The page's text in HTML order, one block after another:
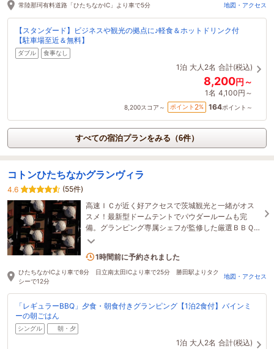
常陸那珂有料道路「ひたちなかIC」より車で5分 地図・アクセス
【スタンダード】ビジネスや観光の拠点に♪軽食＆ホットドリンク付
【駐車場至近＆無料】
ダブル 食事なし
1泊 大人2名 合計(税込)
8,200円～
1名 4,100円～
8,200スコア～ ポイント 2% 164ポイント～
すべての宿泊プランをみる（6件）
コトンひたちなかグランヴィラ
4.6
(55件)
高速ＩＣが近く好アクセスで茨城観光と一緒がオス
スメ！最新型ドームテントでパウダールームも完
備。グランピング専属シェフが監修した厳選ＢＢＱ
も大好評。国営ひたち海浜公園まで距離1ｋｍ、徒歩
2名がこの宿を見ています
1時間前に予約されました
ひたちなかICより車で8分 日立南太田ICより車で25分 勝田駅よりタク
シーで12分
地図・アクセス
「レギュラーBBQ」夕食・朝食付きグランピング【1泊2食付】バインミ
ーの朝ごはん
シングル 朝・夕
1泊 大人2名 合計(税込)